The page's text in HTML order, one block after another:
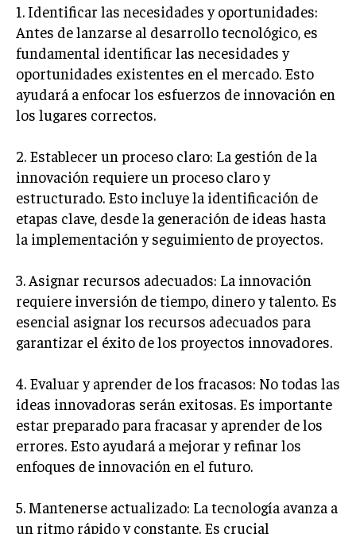
ESTRATEGIAS DE PRICING Y GESTIÓN DE
PRECIOS
EMPRESAS Y STARTUPS TECNOLÓGICAS
GESTIÓN DE LA EXPERIENCIA DEL CLIENTE
MÁS
PROYECTOS
GESTIÓN DE PROYECTOS
GESTIÓN DE OPERACIONES Y CADENA DE
SUMINISTRO
CALIDAD Y MEJORA CONTINUA
TALENTOS
RECURSOS HUMANOS Y GESTIÓN DEL
COMPENSACIÓN Y BENEFICIOS
RECLUTAMIENTO Y SELECCIÓN
DESARROLLO DE PERSONAL
CULTURA Y CLIMA ORGANIZACIONAL
1. Identificar las necesidades y oportunidades:
Antes de lanzarse al desarrollo tecnológico, es
fundamental identificar las necesidades y
oportunidades existentes en el mercado. Esto
ayudará a enfocar los esfuerzos de innovación en
los lugares correctos.
2. Establecer un proceso claro: La gestión de la
innovación requiere un proceso claro y
estructurado. Esto incluye la identificación de
etapas clave, desde la generación de ideas hasta
la implementación y seguimiento de proyectos.
3. Asignar recursos adecuados: La innovación
requiere inversión de tiempo, dinero y talento. Es
esencial asignar los recursos adecuados para
garantizar el éxito de los proyectos innovadores.
4. Evaluar y aprender de los fracasos: No todas las
ideas innovadoras serán exitosas. Es importante
estar preparado para fracasar y aprender de los
errores. Esto ayudará a mejorar y refinar los
enfoques de innovación en el futuro.
5. Mantenerse actualizado: La tecnología avanza a
un ritmo rápido y constante. Es crucial